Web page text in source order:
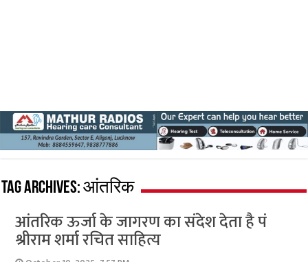
Tag Archives:आंतरिक
आंतरिक ऊर्जा के जागरण का संदेश देता है पं
श्रीराम शर्मा रचित साहित्य